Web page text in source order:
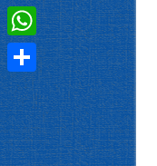
Pinterest
WhatsApp
Share